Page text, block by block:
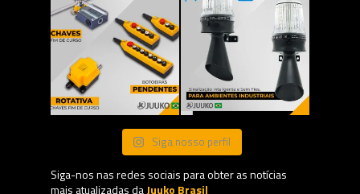
Siga nosso perfil
Siga-nos nas redes sociais para obter as notícias
mais atualizadas daJuuko Brasil